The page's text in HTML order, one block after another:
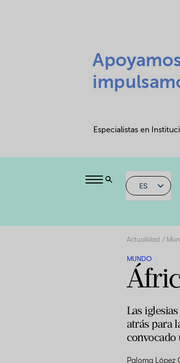
ES
Actualidad
MUNDO
Las
atrás para
convocado
Paloma López